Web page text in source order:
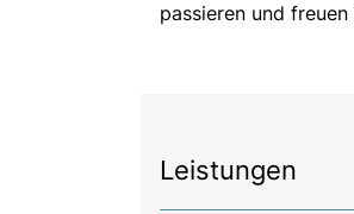
passieren und
Leistungen